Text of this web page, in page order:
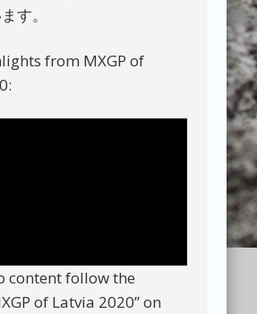
す。
from MXGP of
content follow the
of Latvia 2020” on